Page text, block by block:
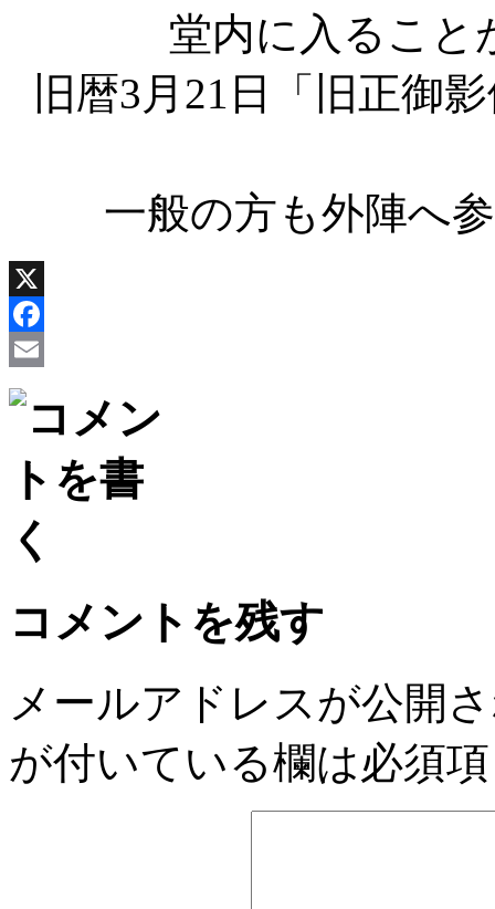
堂内に入ること
旧暦3月21日「旧正御
一般の方も外陣へ
X
Facebook
Email
コメントを残す
メールアドレスが公開
が付いている欄は必須